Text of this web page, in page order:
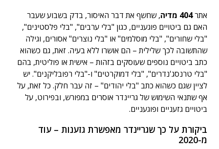
אתר404 מדיה
, שחשף את דבר האיסור, בדק בשבוע שעבר
האם גם ביטויים פוגעניים, כגון "בלי ערבים", "בלי פלסטינים",
"בלי שחורים", "בלי מוסלמים" או "בלי נוצרים" אסורים, וגילה
שהתשובה לכך שלילית – הם אושרו ללא בעיה. זאת, גם כשהוא
כתב ביטויים נוספים שעוסקים בזהות – אישית או פוליטית, בהם
"בלי טרנסג'נדרים", "בלי דמוקרטים" ו-"בלי רפובליקנים". יש
לציין שגם כשהוא כתב "בלי יהודים" – זה עבר חלק. כל זאת, על
אף שתנאי השימוש של גריינדר אוסרים במפורש, ובפירוט, על
ביטויים גזעניים ופוגעניים.
ביקורת על כך שגריינדר מאפשרת גזענות – עוד
מ-2020